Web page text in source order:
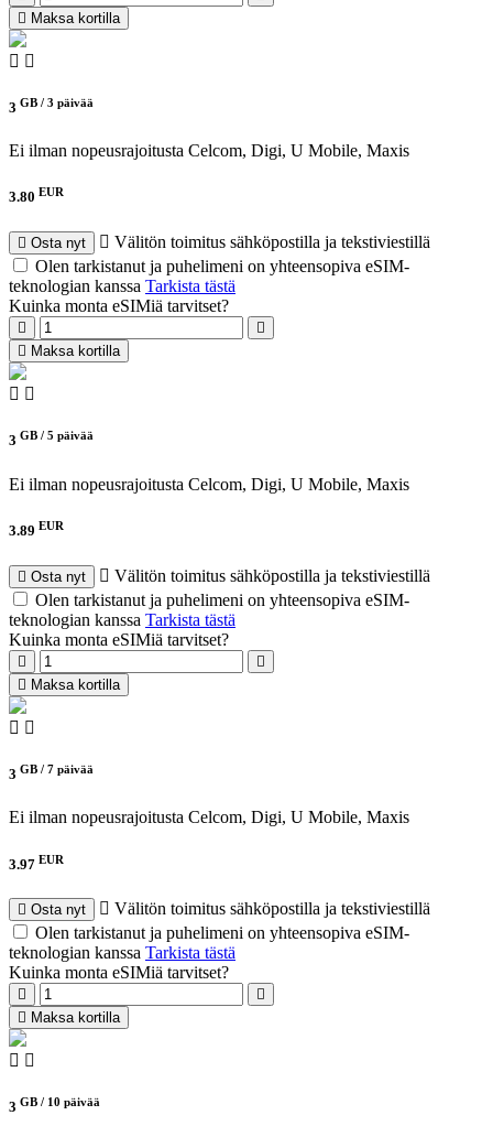
Maksa kortilla
3 GB / 3 päivää
Ei ilman nopeusrajoitusta Celcom, Digi, U Mobile, Maxis
3.80 EUR
Osta nyt
Välitön toimitus sähköpostilla ja tekstiviestillä
Olen tarkistanut ja puhelimeni on yhteensopiva eSIM-
teknologian kanssa Tarkista tästä
Kuinka monta eSIMiä tarvitset?
Maksa kortilla
3 GB / 5 päivää
Ei ilman nopeusrajoitusta Celcom, Digi, U Mobile, Maxis
3.89 EUR
Osta nyt
Välitön toimitus sähköpostilla ja tekstiviestillä
Olen tarkistanut ja puhelimeni on yhteensopiva eSIM-
teknologian kanssa Tarkista tästä
Kuinka monta eSIMiä tarvitset?
Maksa kortilla
3 GB / 7 päivää
Ei ilman nopeusrajoitusta Celcom, Digi, U Mobile, Maxis
3.97 EUR
Osta nyt
Välitön toimitus sähköpostilla ja tekstiviestillä
Olen tarkistanut ja puhelimeni on yhteensopiva eSIM-
teknologian kanssa Tarkista tästä
Kuinka monta eSIMiä tarvitset?
Maksa kortilla
3 GB / 10 päivää